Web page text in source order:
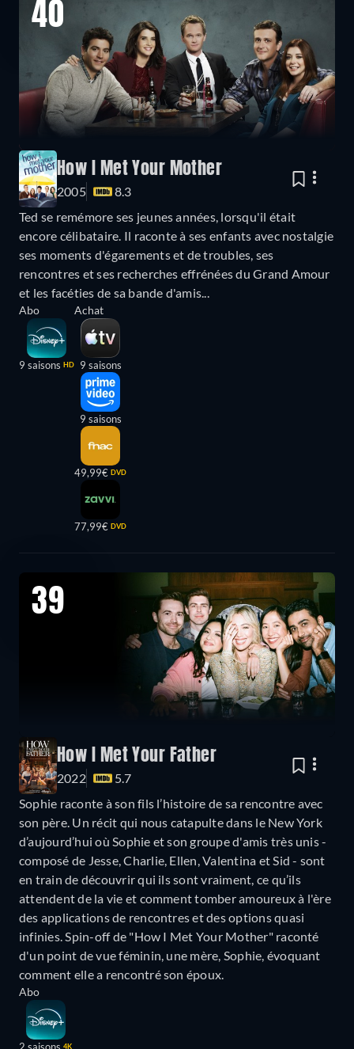
40
How I Met Your Mother
2005
8.3
Ted se remémore ses jeunes années, lorsqu'il était
encore célibataire. Il raconte à ses enfants avec nostalgie
ses moments d'égarements et de troubles, ses
rencontres et ses recherches effrénées du Grand Amour
et les facéties de sa bande d'amis...
Abo
9 saisons HD
Achat
9 saisons
9 saisons
49,99€ DVD
77,99€ DVD
39
How I Met Your Father
2022
5.7
Sophie raconte à son fils l’histoire de sa rencontre avec
son père. Un récit qui nous catapulte dans le New York
d’aujourd’hui où Sophie et son groupe d'amis très unis -
composé de Jesse, Charlie, Ellen, Valentina et Sid - sont
en train de découvrir qui ils sont vraiment, ce qu’ils
attendent de la vie et comment tomber amoureux à l'ère
des applications de rencontres et des options quasi
infinies. Spin-off de "How I Met Your Mother" raconté
d'un point de vue féminin, une mère, Sophie, évoquant
comment elle a rencontré son époux.
Abo
2 saisons 4K